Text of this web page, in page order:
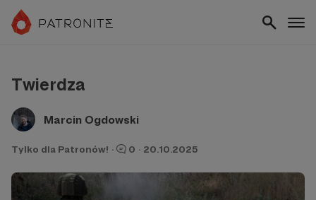
Twierdza
Marcin Ogdowski
Tylko dla Patronów! · 0 · 20.10.2025